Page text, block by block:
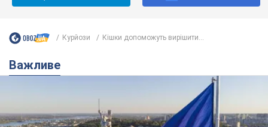
Курйози Кішки допоможуть вирішити...
Важливе